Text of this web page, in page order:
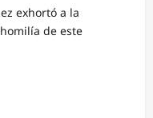
exhortó a la
de este